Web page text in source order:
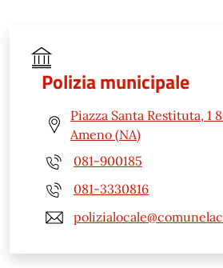
Polizia municipale
Piazza Santa Restituta, 1
Ameno (NA)
081-900185
081-3330816